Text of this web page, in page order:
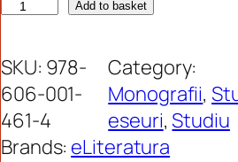
Ș
e
f
a
n
Add to basket
SKU: 978-
606-001-
461-4
Category:
Monografii,
eseuri, Studiu
Brands: eLiteratura